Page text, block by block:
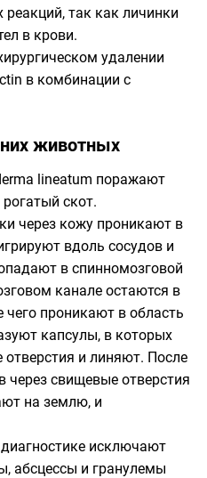
так как личинки
в крови.
удалении
в комбинации с
животных
lineatum поражают
скот.
через кожу проникают в
вдоль сосудов и
в спинномозговой
канале остаются в
чего проникают в область
капсулы, в которых
и линяют. После
через свищевые отверстия
на землю, и
исключают
абсцессы и гранулемы